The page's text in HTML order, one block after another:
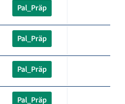
Pal_Präp
Pal_Präp
Pal_Präp
Pal_Präp